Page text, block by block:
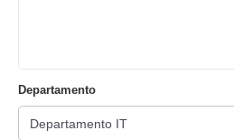
Departamento